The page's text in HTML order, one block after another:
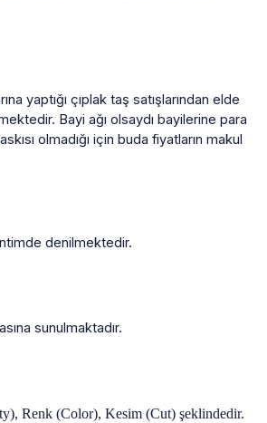
yaptığı çıplak taş satışlarından elde
Bayi ağı olsaydı bayilerine para
olmadığı için buda fiyatların makul
denilmektedir.
sunulmaktadır.
Renk (Color), Kesim (Cut) şeklindedir.